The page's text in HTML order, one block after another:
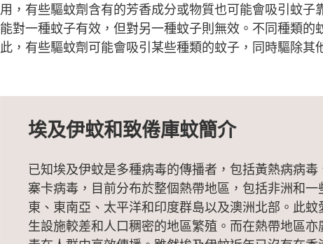
用，有些驅蚊劑含有的芳香成分或物質也可能會吸引蚊
能對一種蚊子有效，但對另一種蚊子則無效。不同種類的
此，有些驅蚊劑可能會吸引某些種類的蚊子，同時驅除其
埃及伊蚊和致倦庫蚊簡介
已知埃及伊蚊是多種病毒的傳播者，包括黃熱病病
寨卡病毒，目前分布於整個熱帶地區，包括非洲和
東、東南亞、太平洋和印度群島以及澳洲北部。此
生設施較差和人口稠密的地區繁殖。而在熱帶地區